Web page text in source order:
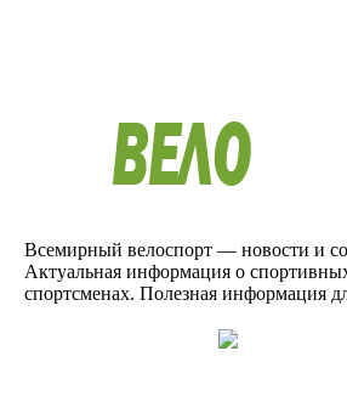
Всемирный велоспорт — новости и
Актуальная информация о
спортсменах. Полезная информация